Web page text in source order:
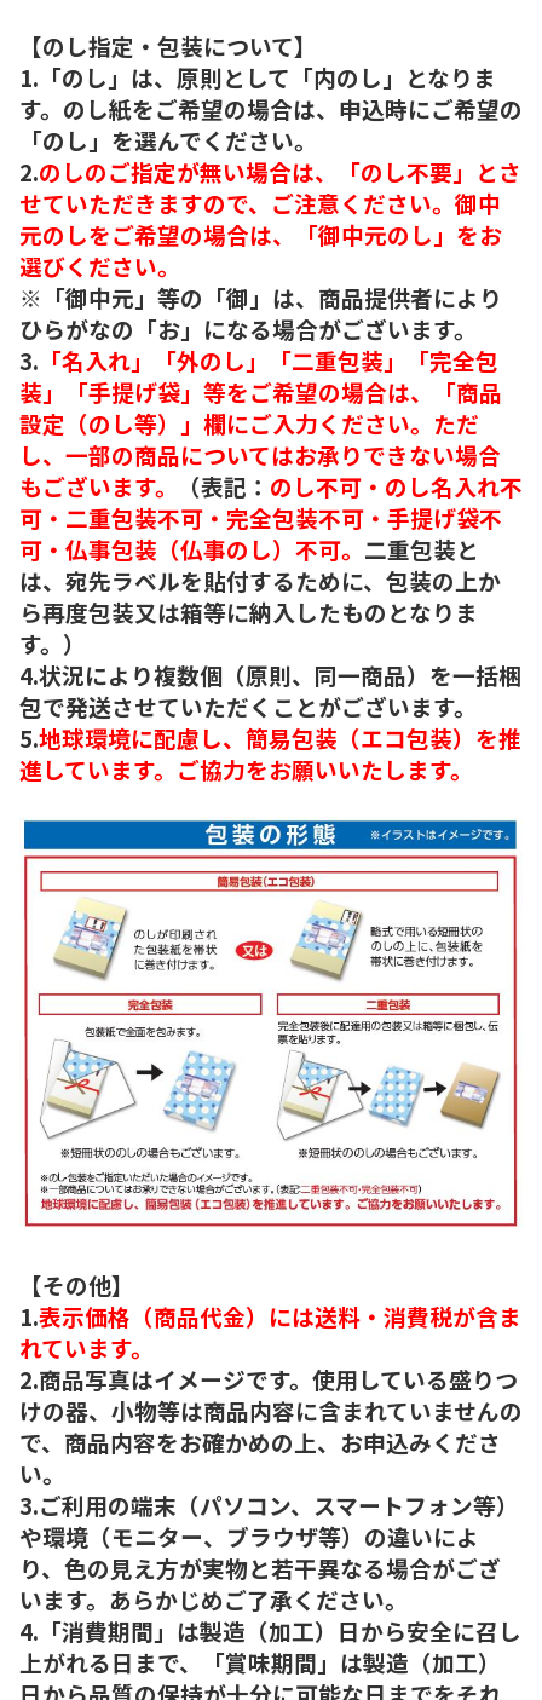
【のし指定・包装について】
1.「のし」は、原則として「内のし」となりま
す。のし紙をご希望の場合は、申込時にご希望の
「のし」を選んでください。
2.のしのご指定が無い場合は、「のし不要」とさ
せていただきますので、ご注意ください。御中
元のしをご希望の場合は、「御中元のし」をお
選びください。
※「御中元」等の「御」は、商品提供者により
ひらがなの「お」になる場合がございます。
3. 「名入れ」「外のし」「二重包装」「完全包
装」「手提げ袋」等をご希望の場合は、「商品
設定（のし等）」欄にご入力ください。ただ
し、一部の商品についてはお承りできない場合
もございます。
（表記： のし不可・のし名入れ不
可・二重包装不可・完全包装不可・手提げ袋不
可・仏事包装（仏事のし）不可。 二重包装と
は、宛先ラベルを貼付するために、包装の上か
ら再度包装又は箱等に納入したものとなりま
す。）
4.状況により複数個（原則、同一商品）を一括梱
包で発送させていただくことがございます。
5.地球環境に配慮し、簡易包装（エコ包装）を推
進しています。ご協力をお願いいたします。
【その他】
1.表示価格（商品代金）には送料・消費税が含ま
れています。
2.商品写真はイメージです。使用している盛りつ
けの器、小物等は商品内容に含まれていませんの
で、商品内容をお確かめの上、お申込みくださ
い。
3.ご利用の端末（パソコン、スマートフォン等）
や環境（モニター、ブラウザ等）の違いによ
り、色の見え方が実物と若干異なる場合がござ
います。あらかじめご了承ください。
4.「消費期間」は製造（加工）日から安全に召し
上がれる日まで、「賞味期間」は製造（加工）